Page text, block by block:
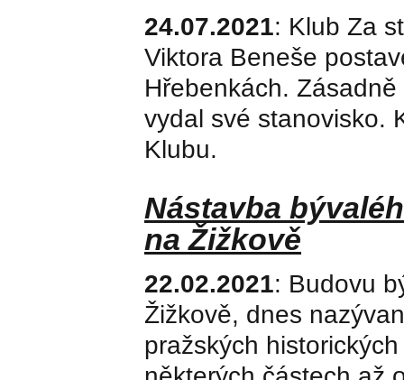
24.07.2021: Klub Za
Viktora Beneše
Hřebenkách.
vydal své stanovisko.
Klubu.
Nástavba
na Žižkově
22.02.2021: Budovu
Žižkově, dnes
pražských